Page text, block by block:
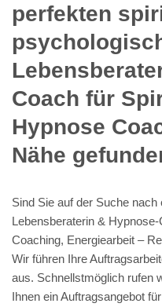
perfekten
Coach für
Hypnose
Nähe
Sind Sie auf der Suche
Lebensberaterin &
Coaching, Energiearbeit –
Wir führen Ihre
aus. Schnellstmöglich rufen
Ihnen ein Auftragsangebot